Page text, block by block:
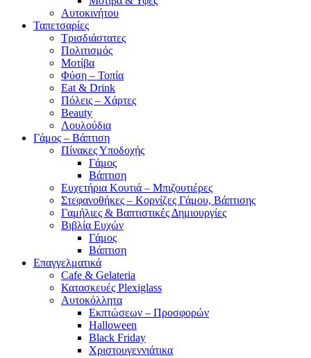
Αυτοκινήτου
Ταπετσαρίες
Τρισδιάστατες
Πολιτισμός
Μοτίβα
Φύση – Τοπία
Eat & Drink
Πόλεις – Χάρτες
Beauty
Λουλούδια
Γάμος – Βάπτιση
Πίνακες Υποδοχής
Γάμος
Βάπτιση
Ευχετήρια Κουτιά – Μπιζουτιέρες
Στεφανοθήκες – Κορνίζες Γάμου, Βάπτισης
Γαμήλιες & Βαπτιστικές Δημιουργίες
Βιβλία Ευχών
Γάμος
Βάπτιση
Επαγγελματικά
Cafe & Gelateria
Κατασκευές Plexiglass
Αυτοκόλλητα
Εκπτώσεων – Προσφορών
Halloween
Black Friday
Χριστουγεννιάτικα